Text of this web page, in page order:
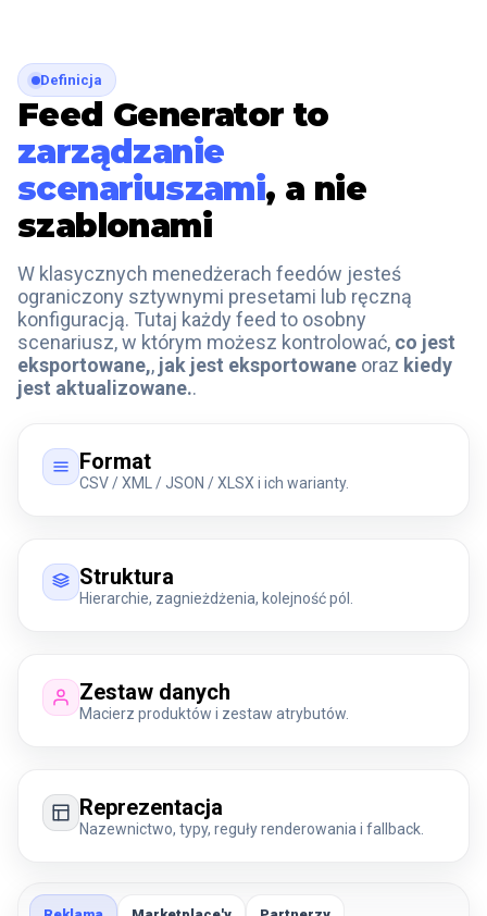
Definicja
Feed Generator to
zarządzanie
scenariuszami, a nie
szablonami
W klasycznych menedżerach feedów jesteś
ograniczony sztywnymi presetami lub ręczną
konfiguracją. Tutaj każdy feed to osobny
scenariusz, w którym możesz kontrolować, co jest
eksportowane,, jak jest eksportowane oraz kiedy
jest aktualizowane..
Format
CSV / XML / JSON / XLSX i ich warianty.
Struktura
Hierarchie, zagnieżdżenia, kolejność pól.
Zestaw danych
Macierz produktów i zestaw atrybutów.
Reprezentacja
Nazewnictwo, typy, reguły renderowania i fallback.